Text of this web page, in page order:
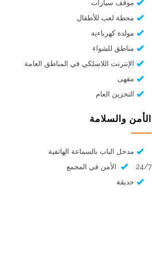
موقف سيارات
محطة لعب للأطفال
مولدة كهرباءية
مناطق للشواء
الإنترنت اللاسلكي في المناطق العامة
مقهى
التخزين العام
الأمن والسلامة
مدخل الباب بالسماعة الهاتفية
24/7 الأمن في المجمع
حديقة